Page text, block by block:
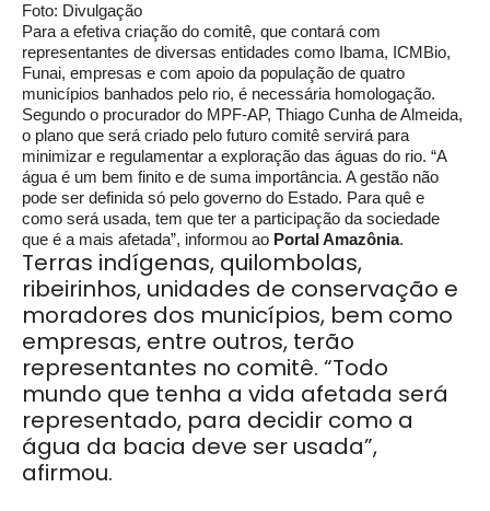
Foto: Divulgação
Para a efetiva criação do comitê, que contará com
representantes de diversas entidades como Ibama, ICMBio,
Funai, empresas e com apoio da população de quatro
municípios banhados pelo rio, é necessária homologação.
Segundo o procurador do MPF-AP, Thiago Cunha de Almeida,
o plano que será criado pelo futuro comitê servirá para
minimizar e regulamentar a exploração das águas do rio. “A
água é um bem finito e de suma importância. A gestão não
pode ser definida só pelo governo do Estado. Para quê e
como será usada, tem que ter a participação da sociedade
que é a mais afetada”, informou ao Portal Amazônia.
Terras indígenas, quilombolas,
ribeirinhos, unidades de conservação e
moradores dos municípios, bem como
empresas, entre outros, terão
representantes no comitê. “Todo
mundo que tenha a vida afetada será
representado, para decidir como a
água da bacia deve ser usada”,
afirmou.